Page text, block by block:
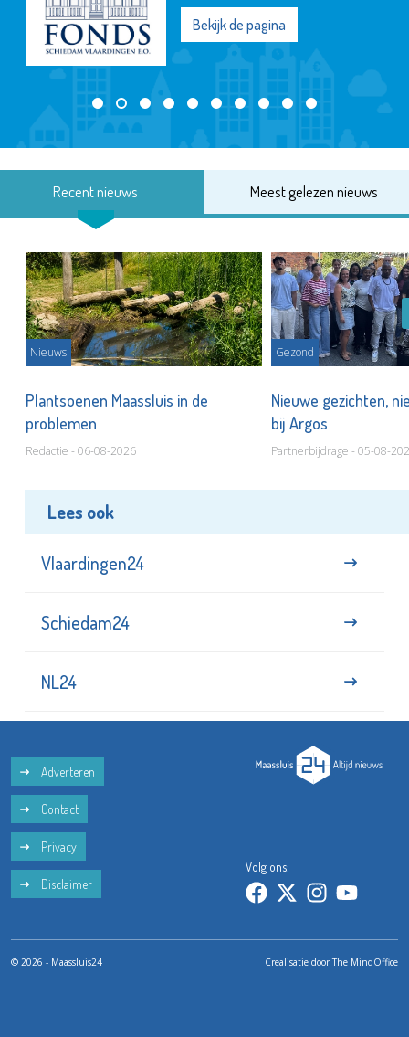
Bekijk de pagina
Recent nieuws Meest gelezen nieuws
Nieuws
Plantsoenen Maassluis in de
problemen
Redactie - 06-08-2026
Gezond
Nieuwe gezichten,
bij Argos
Partnerbijdrage - 05-08-
Lees ook
Vlaardingen24
Schiedam24
NL24
Adverteren
Contact
Privacy
Disclaimer
Volg ons:
© 2026 - Maassluis24 Crealisatie doorThe MindOffice